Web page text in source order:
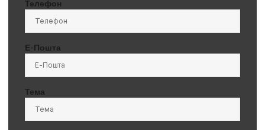
Телефон
Е-Пошта
Тема